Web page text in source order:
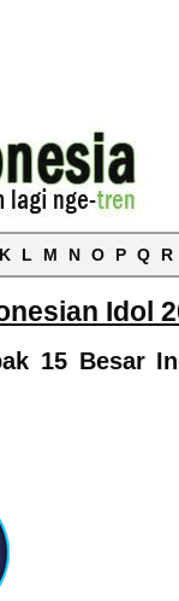
K L M N O P Q R
Idol
15 Besar